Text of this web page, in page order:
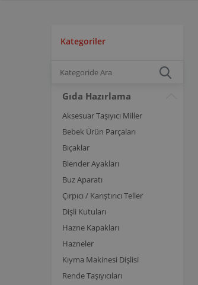
Kategoriler
Gıda Hazırlama
Aksesuar Taşıyıcı Miller
Bebek Ürün Parçaları
Bıçaklar
Blender Ayakları
Buz Aparatı
Çırpıcı / Karıştırıcı Teller
Dişli Kutuları
Hazne Kapakları
Hazneler
Kıyma Makinesi Dişlisi
Rende Taşıyıcıları